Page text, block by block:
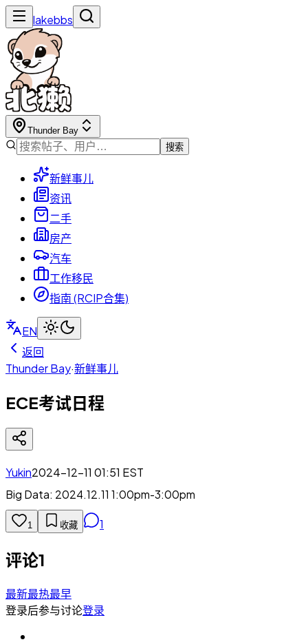
lakebbs
Thunder Bay
搜索
新鲜事儿
资讯
二手
房产
汽车
工作移民
指南 (RCIP合集)
EN
返回
Thunder Bay·新鲜事儿
ECE考试日程
Yukin2024-12-11 01:51 EST
Big Data: 2024.12.11 1:00pm-3:00pm
1 收藏 1
评论1
最新最热最早
登录后参与讨论登录